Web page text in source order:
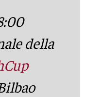
della